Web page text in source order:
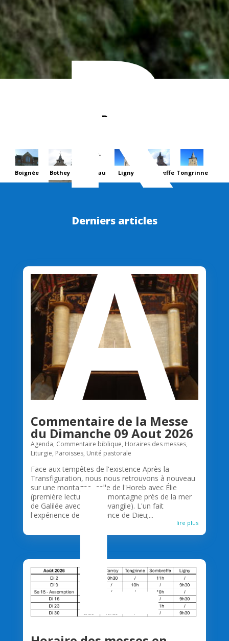
R
A
L
Nos Paroisses
Boignée Bothey
Corroy-
Château
Ligny Sombreffe Tongrinne
Derniers articles
Commentaire de la Messe
du Dimanche 09 Aout 2026
Agenda, Commentaire biblique, Horaires des messes,
Liturgie, Paroisses, Unité pastorale
Face aux tempêtes de l'existence Après la
Transfiguration, nous nous retrouvons à nouveau
sur une montagne, celle de l'Horeb avec Élie
(première lecture) et la montagne près de la mer
de Galilée avec Jésus (évangile). L'un fait
l'expérience de la présence de Dieu;...
lire plus